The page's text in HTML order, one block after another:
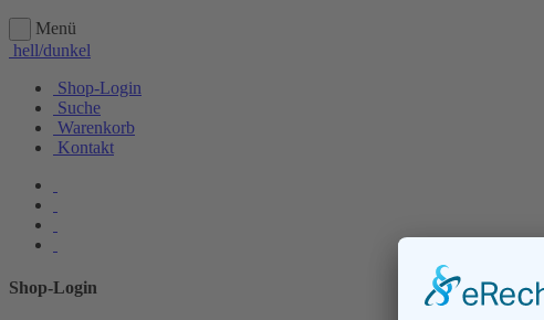
Menü
hell/dunkel
Shop-Login
Suche
Warenkorb
Kontakt
Shop-Login